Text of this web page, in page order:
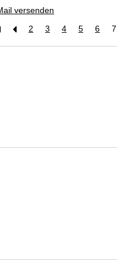
versenden
2 3 4 5 6 7